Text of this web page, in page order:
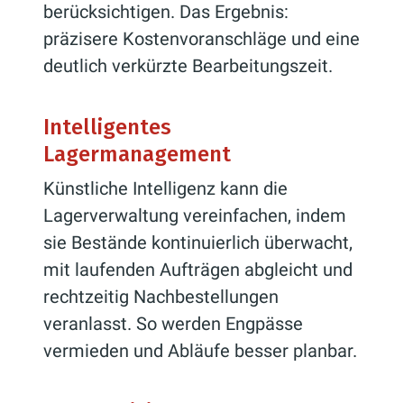
berücksichtigen. Das Ergebnis:
präzisere Kostenvoranschläge und eine
deutlich verkürzte Bearbeitungszeit.
Intelligentes
Lagermanagement
Künstliche Intelligenz kann die
Lagerverwaltung vereinfachen, indem
sie Bestände kontinuierlich überwacht,
mit laufenden Aufträgen abgleicht und
rechtzeitig Nachbestellungen
veranlasst. So werden Engpässe
vermieden und Abläufe besser planbar.